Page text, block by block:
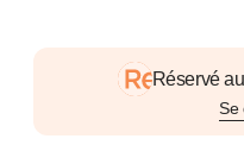
Réservé
Se